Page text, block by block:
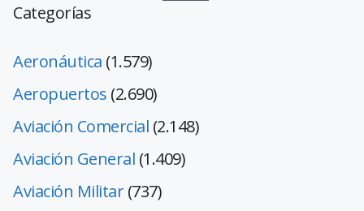
Categorías
Aeronáutica (1.579)
Aeropuertos (2.690)
Aviación Comercial (2.148)
Aviación General (1.409)
Aviación Militar(737)